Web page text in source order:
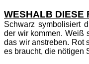
WESHALB DIESE
Schwarz symbolisiert
der wir kommen. Weiß
das wir anstreben. Rot
es braucht, die nötigen